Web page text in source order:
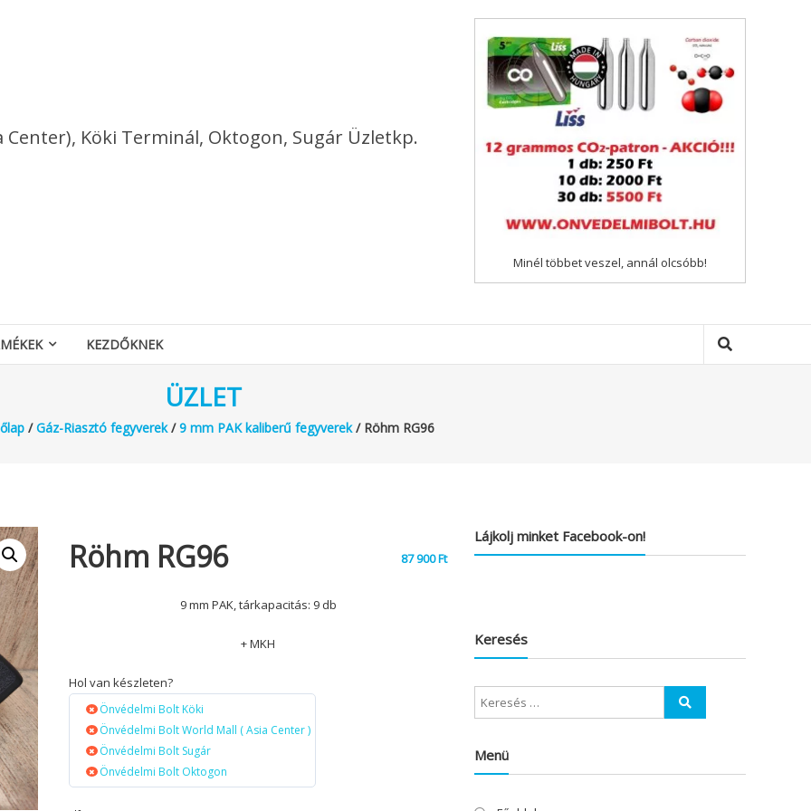
Center), Köki Terminál, Oktogon, Sugár Üzletkp.
Minél többet veszel, annál olcsóbb!
KEZDŐKNEK
ÜZLET
/Gáz-Riasztó fegyverek/9 mm PAK kaliberű fegyverek/ Röhm RG96
Röhm RG96 87 900Ft
9 mm PAK, tárkapacitás: 9 db
+ MKH
Hol van készleten?
Önvédelmi Bolt Köki
Önvédelmi Bolt World Mall ( Asia Center )
Önvédelmi Bolt Sugár
Önvédelmi Bolt Oktogon
Lájkolj minket Facebook-on!
Keresés
Menü